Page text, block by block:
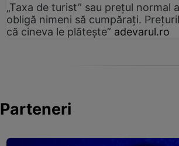
„Taxa de turist” sau prețul normal
obligă nimeni să cumpărați.
că cineva le plătește” adevarul.ro
Parteneri